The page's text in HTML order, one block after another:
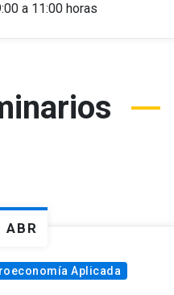
a 11:00 horas
ABR
Aplicada